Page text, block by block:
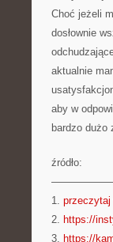
Choć jeżeli
dosłownie
aktualnie
aby w
bardzo dużo
źródło:
1. przeczytaj
2. https://
3. https://